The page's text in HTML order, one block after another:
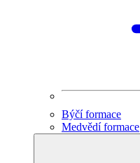
Býčí formace
Medvědí formace